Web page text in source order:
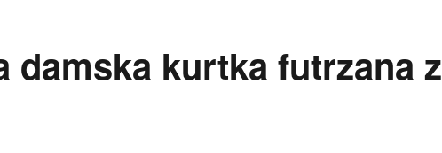
damska kurtka futrzana z